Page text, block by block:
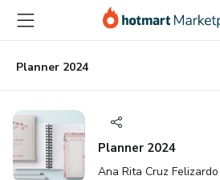
para
conteúdo
principal
para
pagamento
para
rodapé
Planner 2024
Planner 2024
Ana Rita Cruz